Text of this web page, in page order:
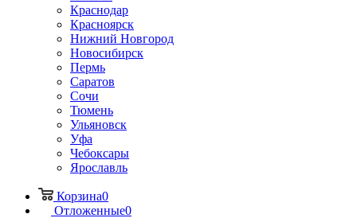
Краснодар
Красноярск
Нижний Новгород
Новосибирск
Пермь
Саратов
Сочи
Тюмень
Ульяновск
Уфа
Чебоксары
Ярославль
Корзина0
Отложенные0